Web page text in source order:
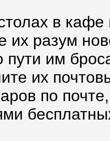
в кафе
их разум
пути им
их
по